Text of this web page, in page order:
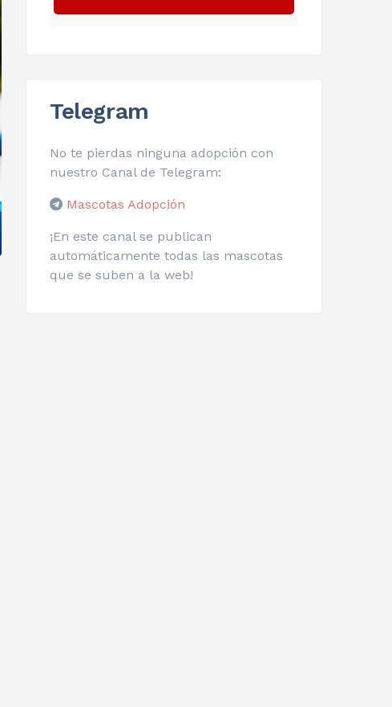
Telegram
No te pierdas ninguna adopción con
nuestro Canal de Telegram:
Mascotas Adopción
¡En este canal se publican
automáticamente todas las mascotas
que se suben a la web!